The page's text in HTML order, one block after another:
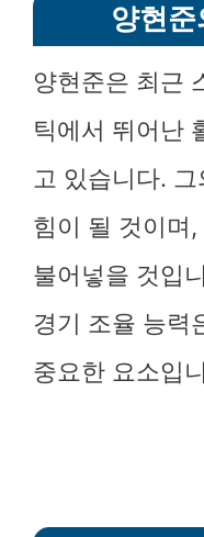
양현
양현준은 최근
틱에서 뛰어난
고 있습니다.
힘이 될 것이며
불어넣을 것입
경기 조율 능력
중요한 요소입